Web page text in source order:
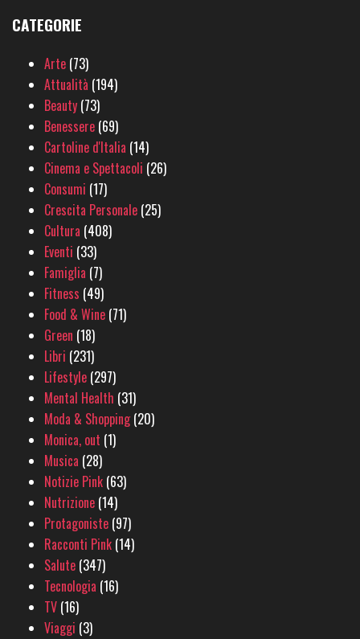
CATEGORIE
Arte (73)
Attualità (194)
Beauty (73)
Benessere (69)
Cartoline d'Italia (14)
Cinema e Spettacoli (26)
Consumi (17)
Crescita Personale (25)
Cultura (408)
Eventi (33)
Famiglia (7)
Fitness (49)
Food & Wine (71)
Green (18)
Libri (231)
Lifestyle (297)
Mental Health (31)
Moda & Shopping(20)
Monica, out (1)
Musica (28)
Notizie Pink (63)
Nutrizione (14)
Protagoniste (97)
Racconti Pink (14)
Salute (347)
Tecnologia (16)
TV (16)
Viaggi (3)